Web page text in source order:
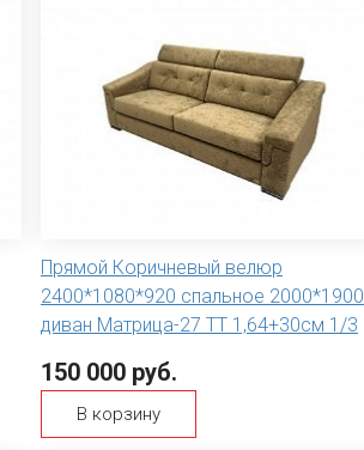
Прямой Коричневый велюр
2400*1080*920 спальное 2000*1900
диван Матрица-27 ТТ 1,64+30см 1/3
150 000 руб.
В корзину